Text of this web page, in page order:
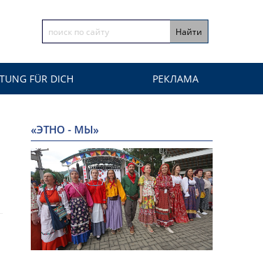
FÜR DICH РЕКЛАМА
«ЭТНО - МЫ»